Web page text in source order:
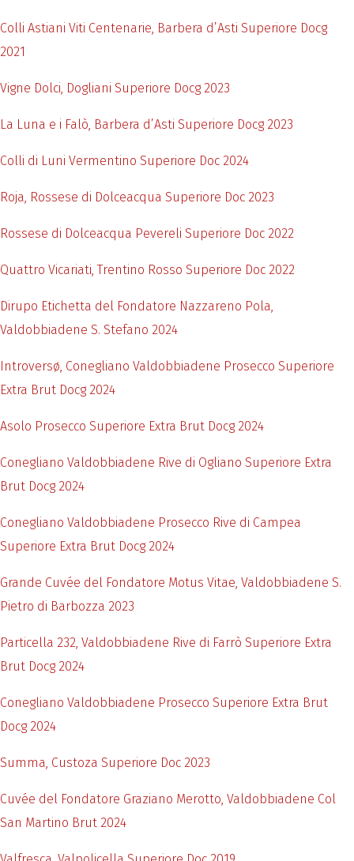
Colli Astiani Viti Centenarie, Barbera d’Asti Superiore Docg
2021
Vigne Dolci, Dogliani Superiore Docg 2023
La Luna e i Falò, Barbera d’Asti Superiore Docg 2023
Colli di Luni Vermentino Superiore Doc 2024
Roja, Rossese di Dolceacqua Superiore Doc 2023
Rossese di Dolceacqua Pevereli Superiore Doc 2022
Quattro Vicariati, Trentino Rosso Superiore Doc 2022
Dirupo Etichetta del Fondatore Nazzareno Pola,
Valdobbiadene S. Stefano 2024
Introversø, Conegliano Valdobbiadene Prosecco Superiore
Extra Brut Docg 2024
Asolo Prosecco Superiore Extra Brut Docg 2024
Conegliano Valdobbiadene Rive di Ogliano Superiore Extra
Brut Docg 2024
Conegliano Valdobbiadene Prosecco Rive di Campea
Superiore Extra Brut Docg 2024
Grande Cuvée del Fondatore Motus Vitae, Valdobbiadene S.
Pietro di Barbozza 2023
Particella 232, Valdobbiadene Rive di Farrò Superiore Extra
Brut Docg 2024
Conegliano Valdobbiadene Prosecco Superiore Extra Brut
Docg 2024
Summa, Custoza Superiore Doc 2023
Cuvée del Fondatore Graziano Merotto, Valdobbiadene Col
San Martino Brut 2024